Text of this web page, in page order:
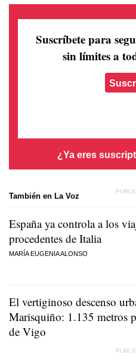
Suscríbete para
sin límites a
¿Ya eres
También en La Voz
España ya controla a los
procedentes de Italia
MARÍA EUGENIA ALONSO
El vertiginoso descenso
Marisquiño: 1.135 metros
de Vigo